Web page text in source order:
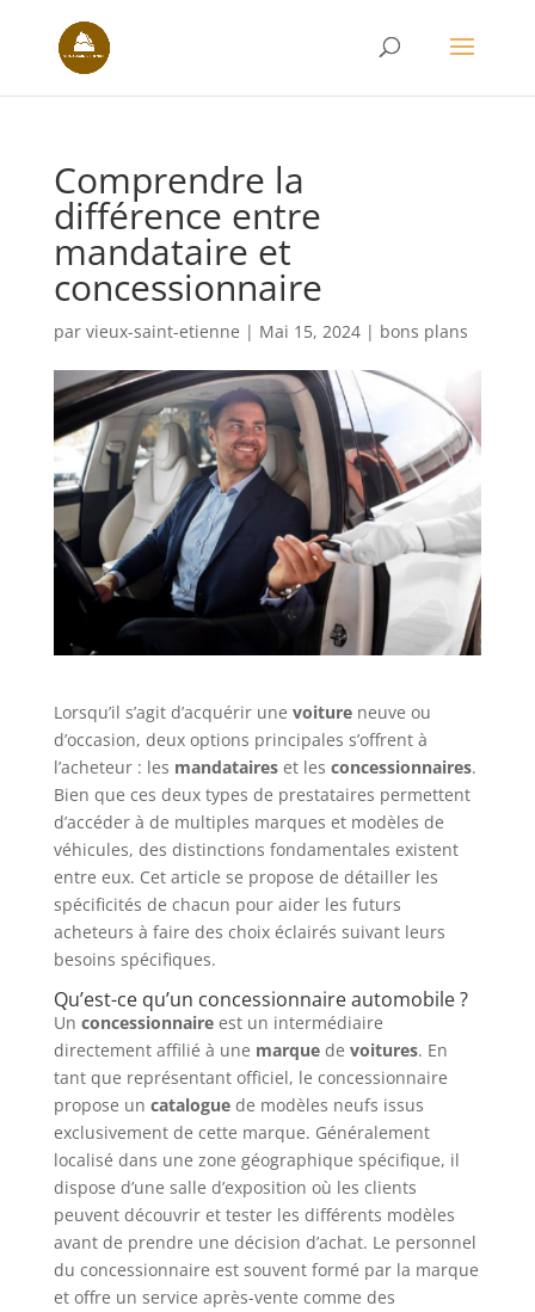
Comprendre la
différence entre
mandataire et
concessionnaire
par vieux-saint-etienne | Mai 15, 2024| bons plans
Lorsqu’il s’agit d’acquérir une voitureneuve ou
d’occasion, deux options principales s’offrent à
l’acheteur : les mandataireset les concessionnaires.
Bien que ces deux types de prestataires permettent
d’accéder à de multiples marques et modèles de
véhicules, des distinctions fondamentales existent
entre eux. Cet article se propose de détailler les
spécificités de chacun pour aider les futurs
acheteurs à faire des choix éclairés suivant leurs
besoins spécifiques.
Qu’est-ce qu’un concessionnaire automobile ?
Un concessionnaireest un intermédiaire
directement affilié à une marquede voitures. En
tant que représentant officiel, le concessionnaire
propose un cataloguede modèles neufs issus
exclusivement de cette marque. Généralement
localisé dans une zone géographique spécifique, il
dispose d’une salle d’exposition où les clients
peuvent découvrir et tester les différents modèles
avant de prendre une décision d’achat. Le personnel
du concessionnaire est souvent formé par la marque
et offre un service après-vente comme des